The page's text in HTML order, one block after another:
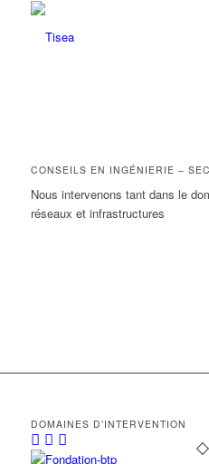
CONSEILS EN INGÉNIERIE –
Nous intervenons tant dans le
réseaux et infrastructures
DOMAINES D’INTERVENTION